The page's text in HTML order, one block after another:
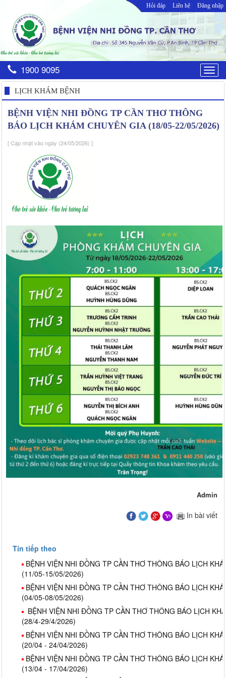
Hỏi đáp Liên hệ Đăng nhập
1900 9095
LỊCH KHÁM BỆNH
BỆNH VIỆN NHI ĐỒNG TP CẦN THƠ THÔNG
BÁO LỊCH KHÁM CHUYÊN GIA (18/05-22/05/2026)
[ Cập nhật vào ngày (24/05/2026) ]
Admin
In bài viết
Tin tiếp theo
BỆNH VIỆN NHI ĐỒNG TP CẦN THƠ THÔNG BÁO LỊCH
(11/05-15/05/2026)
BỆNH VIỆN NHI ĐỒNG TP CẦN THƠ THÔNG BÁO LỊCH
(04/05-08/05/2026)
BỆNH VIỆN NHI ĐỒNG TP CẦN THƠ THÔNG BÁO LỊCH
(28/4-29/4/2026)
BỆNH VIỆN NHI ĐỒNG TP CẦN THƠ THÔNG BÁO LỊCH
(20/04 - 24/04/2026)
BỆNH VIỆN NHI ĐỒNG TP CẦN THƠ THÔNG BÁO LỊCH
(13/04 - 17/04/2026)